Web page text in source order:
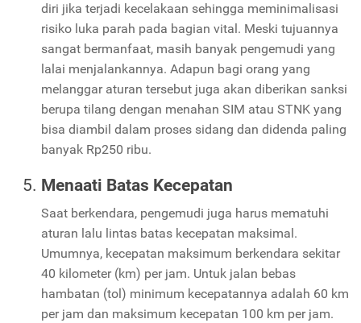
diri jika terjadi kecelakaan sehingga meminimalisasi
risiko luka parah pada bagian vital. Meski tujuannya
sangat bermanfaat, masih banyak pengemudi yang
lalai menjalankannya. Adapun bagi orang yang
melanggar aturan tersebut juga akan diberikan sanksi
berupa tilang dengan menahan SIM atau STNK yang
bisa diambil dalam proses sidang dan didenda paling
banyak Rp250 ribu.
Menaati Batas Kecepatan
Saat berkendara, pengemudi juga harus mematuhi
aturan lalu lintas batas kecepatan maksimal.
Umumnya, kecepatan maksimum berkendara sekitar
40 kilometer (km) per jam. Untuk jalan bebas
hambatan (tol) minimum kecepatannya adalah 60 km
per jam dan maksimum kecepatan 100 km per jam.